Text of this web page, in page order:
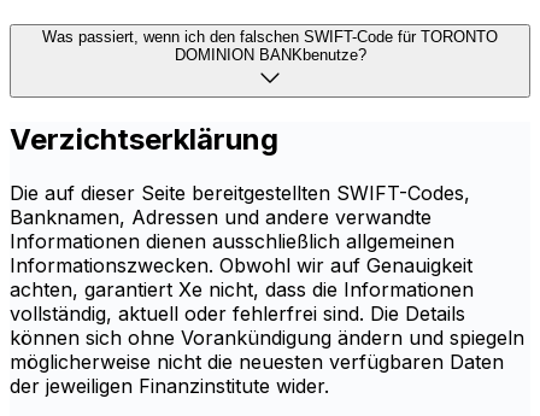
Was passiert, wenn ich den falschen SWIFT-Code für TORONTO
DOMINION BANKbenutze?
Verzichtserklärung
Die auf dieser Seite bereitgestellten SWIFT-Codes,
Banknamen, Adressen und andere verwandte
Informationen dienen ausschließlich allgemeinen
Informationszwecken. Obwohl wir auf Genauigkeit
achten, garantiert Xe nicht, dass die Informationen
vollständig, aktuell oder fehlerfrei sind. Die Details
können sich ohne Vorankündigung ändern und spiegeln
möglicherweise nicht die neuesten verfügbaren Daten
der jeweiligen Finanzinstitute wider.